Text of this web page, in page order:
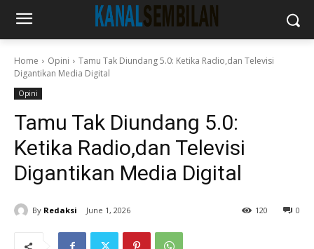
Home Opini
Tamu Tak Diundang 5.0: Ketika Radio,dan Televisi
Digantikan Media Digital
Opini
Tamu Tak Diundang 5.0:
Ketika Radio,dan Televisi
Digantikan Media Digital
By Redaksi June 1, 2026 0
120